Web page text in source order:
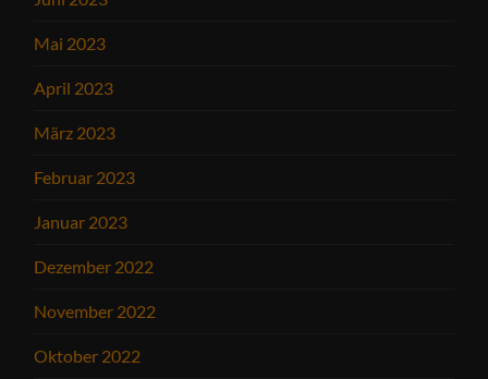
Mai 2023
April 2023
März 2023
Februar 2023
Januar 2023
Dezember 2022
November 2022
Oktober 2022